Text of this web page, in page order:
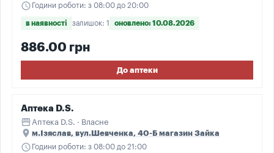
schedule Години роботи: з 08:00 до 20:00
в наявності залишок: 1 оновлено: 10.08.2026
886.00 грн
До аптеки
Аптека D.S.
storefront Аптека D.S. · Власне
place м.Ізяслав, вул.Шевченка, 40-Б магазин Зайка
schedule Години роботи: з 08:00 до 21:00